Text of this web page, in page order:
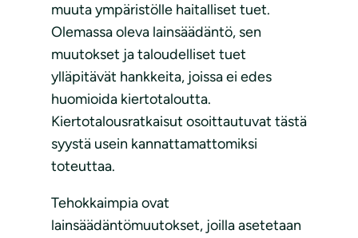
muuta ympäristölle haitalliset tuet.
Olemassa oleva lainsäädäntö, sen
muutokset ja taloudelliset tuet
ylläpitävät hankkeita, joissa ei edes
huomioida kiertotaloutta.
Kiertotalousratkaisut osoittautuvat tästä
syystä usein kannattamattomiksi
toteuttaa.
Tehokkaimpia ovat
lainsäädäntömuutokset, joilla asetetaan